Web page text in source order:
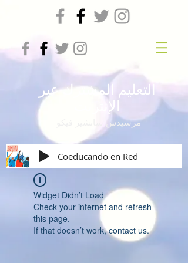
التعليم المشترك عبر
الإنترنت
مرسيدس سانشيز فيكو
Coeducando en Red
Widget Didn’t Load
Check your internet and refresh
this page.
If that doesn’t work, contact us.